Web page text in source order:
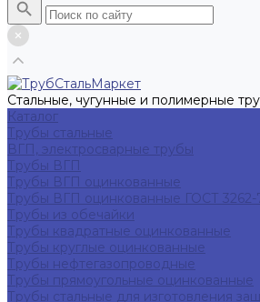
Стальные, чугунные и полимерные
Каталог
Трубы стальные
ВГП, электросварные трубы
Трубы ВГП
Трубы ВГП оцинкованные
Трубы ВГП оцинкованные ГОСТ 3262-
Трубы из обечайки
Трубы квадратные оцинкованные
Трубы круглые оцинкованные
Трубы нефтегазопроводные
Трубы прямоугольные оцинкованные
Трубы стальные для изготовления